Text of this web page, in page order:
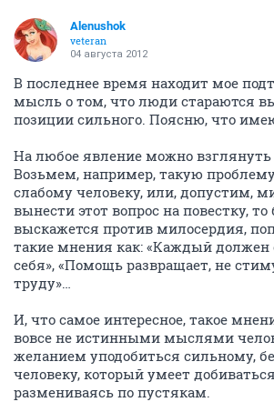
Alenushok
veteran
04 августа 2012
В последнее время находит мое
мысль о том, что люди стараются
позиции сильного. Поясню, что
На любое явление можно взглянуть
Возьмем, например, такую
слабому человеку, или, допустим,
вынести этот вопрос на повестку,
выскажется против милосердия,
такие мнения как: «Каждый должен
себя», «Помощь развращает, не
труду»…
И, что самое интересное, такое
вовсе не истинными мыслями
желанием уподобиться сильному,
человеку, который умеет
размениваясь по пустякам.